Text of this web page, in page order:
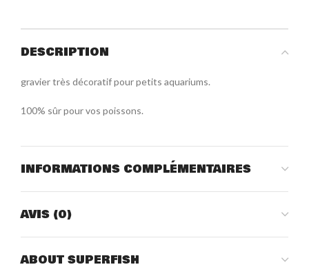
DESCRIPTION
gravier très décoratif pour petits aquariums.
100% sûr pour vos poissons.
INFORMATIONS COMPLÉMENTAIRES
AVIS (0)
ABOUT SUPERFISH